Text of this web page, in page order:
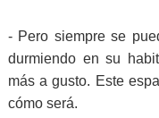
- Pero siempre se
durmiendo en su
más a gusto. Este
cómo será.